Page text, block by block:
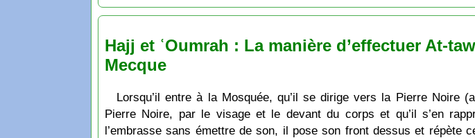
Hajj et ʿOumrah : La manière d’effectuer At-
Mecque
Lorsqu’il entre à la Mosquée, qu’il se dirige vers la Pierre Noire
Pierre Noire, par le visage et le devant du corps et qu’il s’en
l’embrasse sans émettre de son, il pose son front dessus et